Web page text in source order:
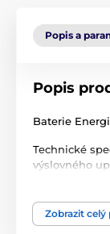
Popis a
Popis
Baterie
Technické
výslovného
Zobrazit celý